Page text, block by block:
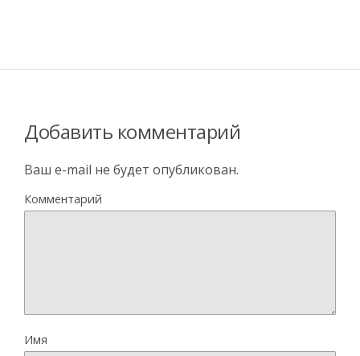
Добавить комментарий
Ваш e-mail не будет опубликован.
Комментарий
Имя